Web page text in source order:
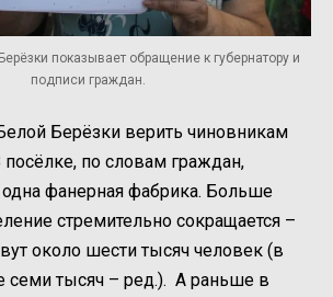
показывает обращение к губернатору и
подписи граждан.
Берёзки верить чиновникам
по словам граждан,
одна фанерная фабрика. Больше
стремительно сокращается –
около шести тысяч человек (в
семи тысяч – ред.). А раньше в